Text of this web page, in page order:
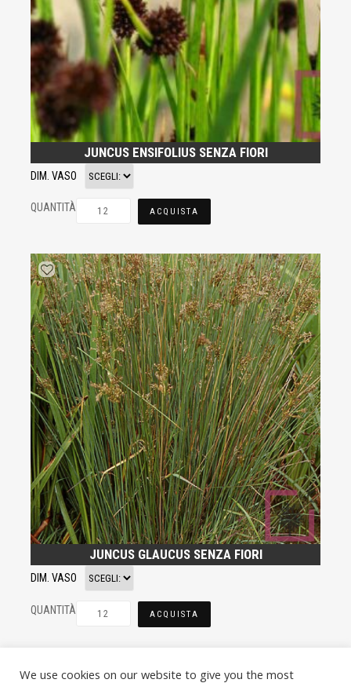
JUNCUS ENSIFOLIUS SENZA FIORI
DIM. VASO
QUANTITÀ ACQUISTA
JUNCUS GLAUCUS SENZA FIORI
DIM. VASO
QUANTITÀ ACQUISTA
We use cookies on our website to give you the most